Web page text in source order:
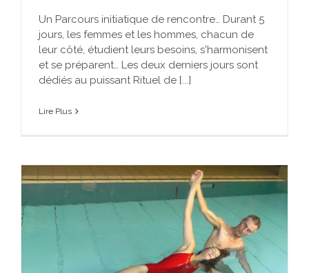
Un Parcours initiatique de rencontre… Durant 5
jours, les femmes et les hommes, chacun de
leur côté, étudient leurs besoins, s'harmonisent
et se préparent… Les deux derniers jours sont
dédiés au puissant Rituel de [...]
Lire Plus